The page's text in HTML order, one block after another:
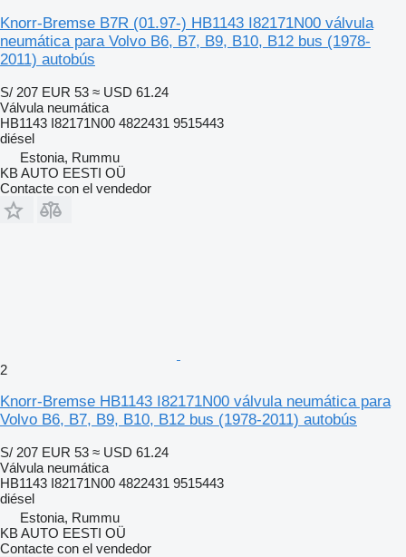
Knorr-Bremse B7R (01.97-) HB1143 I82171N00 válvula
neumática para Volvo B6, B7, B9, B10, B12 bus (1978-
2011) autobús
S/ 207 EUR 53 ≈ USD 61.24
Válvula neumática
HB1143 I82171N00 4822431 9515443
diésel
Estonia, Rummu
KB AUTO EESTI OÜ
Contacte con el vendedor
2
Knorr-Bremse HB1143 I82171N00 válvula neumática para
Volvo B6, B7, B9, B10, B12 bus (1978-2011) autobús
S/ 207 EUR 53 ≈ USD 61.24
Válvula neumática
HB1143 I82171N00 4822431 9515443
diésel
Estonia, Rummu
KB AUTO EESTI OÜ
Contacte con el vendedor